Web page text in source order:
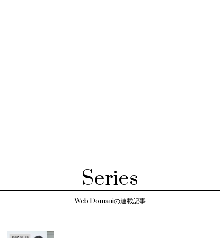
Series
Web Domaniの連載記事